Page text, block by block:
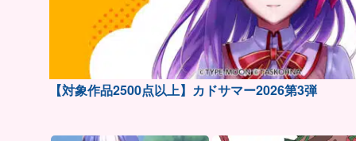
【対象作品2500点以上】カドサマー2026第3弾